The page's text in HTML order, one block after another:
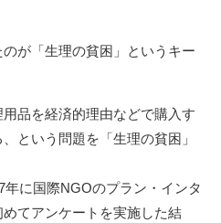
が「生理の貧困」というキー
品を経済的理由などで購入す
という問題を「生理の貧困」
年に国際NGOのプラン・インタ
てアンケートを実施した結